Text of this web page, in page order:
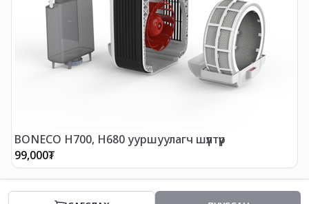
BONECO H700, H680 ууршуулагч шүүлтүүр
99,000₮